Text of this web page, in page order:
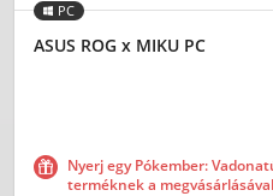
PC
ASUS ROG x MIKU PC
Nyerj egy Pókember:
terméknek a